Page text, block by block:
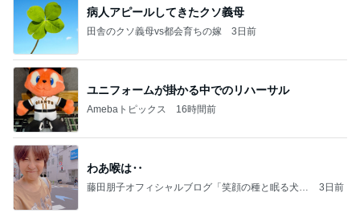
病人アピールしてきたクソ義母
田舎のクソ義母vs都会育ちの嫁 3日前
ユニフォームが掛かる中でのリハーサル
Amebaトピックス 16時間前
わあ喉は‥
藤田朋子オフィシャルブログ「笑顔の種と眠る犬」
3日前